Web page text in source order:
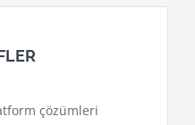
çözümleri